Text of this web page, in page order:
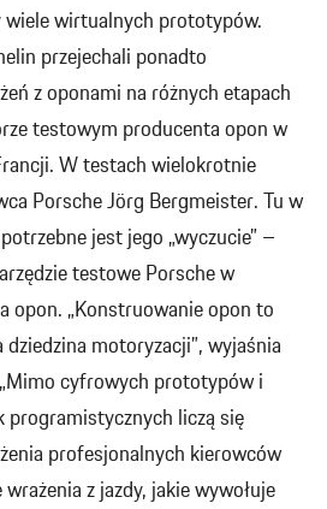
wirtualnych prototypów.
przejechali ponadto
z oponami na różnych etapach
testowym producenta opon w
W testach wielokrotnie
Porsche Jörg Bergmeister. Tu w
jest jego „wyczucie” –
testowe Porsche w
opon. „Konstruowanie opon to
motoryzacji”, wyjaśnia
cyfrowych prototypów i
liczą się
profesjonalnych kierowców
z jazdy, jakie wywołuje